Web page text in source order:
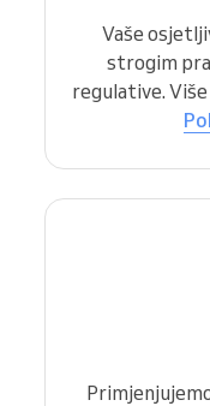
Vaše
strogim
regulative.